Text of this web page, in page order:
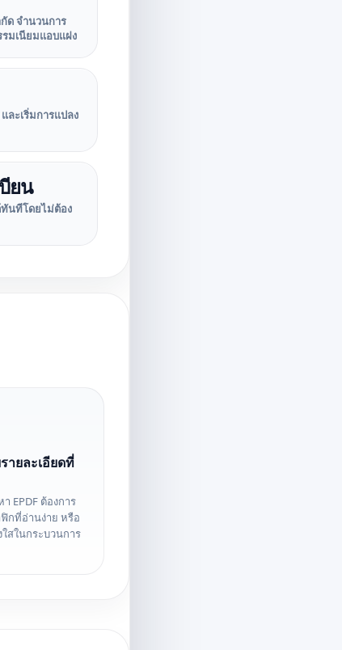
ด จำนวนการ
มเนียมแอบแฝง
ละเริ่มการแปลง
ยน
นทีโดยไม่ต้อง
ายละเอียดที่
EPDF ต้องการ
กที่อ่านง่าย หรือ
สในกระบวนการ